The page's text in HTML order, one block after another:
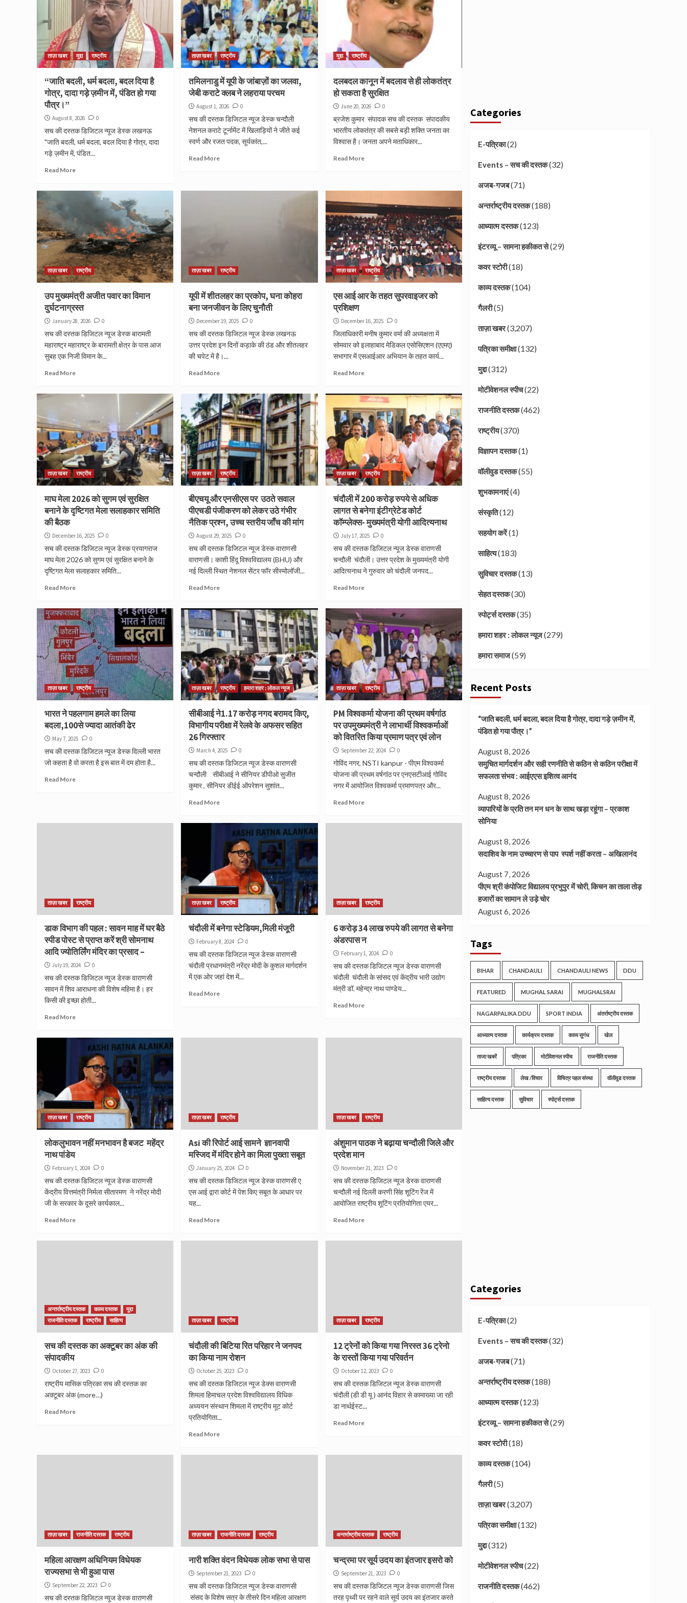
ताज़ा खबर मुद्दा राष्ट्रीय
“जाति बदली, धर्म बदला, बदल दिया है
गोत्र, दादा गड़े ज़मीन में, पंडित हो गया
पौत्र।”
August 8, 2026 0
सच की दस्तक डिजिटल न्यूज डेस्क लखनऊ
"जाति बदली, धर्म बदला, बदल दिया है गोत्र, दादा
गड़े ज़मीन में, पंडित...
Read More
ताज़ा खबर राष्ट्रीय
तमिलनाडु में यूपी के जांबाज़ों का जलवा,
जेबी कराटे क्लब ने लहराया परचम
August 1, 2026 0
सच की दस्तक डिजिटल न्यूज डेस्क चन्दौली
नेशनल कराटे टूर्नामेंट में खिलाड़ियों ने जीते कई
स्वर्ण और रजत पदक, सूर्यकांत,...
Read More
मुद्दा राष्ट्रीय
दलबदल कानून में बदलाव से ही लोकतंत्र
हो सकता है सुरक्षित
June 20, 2026 0
ब्रजेश कुमार संपादक सच की दस्तक संपादकीय
भारतीय लोकतंत्र की सबसे बड़ी शक्ति जनता का
विश्वास है। जनता अपने मताधिकार...
Read More
ताज़ा खबर राष्ट्रीय
उप मुख्यमंत्री अजीत पवार का विमान
दुर्घटनाग्रस्त
January 28, 2026 0
सच की दस्तक डिजिटल न्यूज डेस्क बारामती
महाराष्ट्र महाराष्ट्र के बारामती क्षेत्र के पास आज
सुबह एक निजी विमान के...
Read More
ताज़ा खबर राष्ट्रीय
यूपी में शीतलहर का प्रकोप, घना कोहरा
बना जनजीवन के लिए चुनौती
December 19, 2025 0
सच की दस्तक डिजिटल न्यूज डेस्क लखनऊ
उत्तर प्रदेश इन दिनों कड़ाके की ठंड और शीतलहर
की चपेट में है।...
Read More
ताज़ा खबर राष्ट्रीय
एस आई आर के तहत सुपरवाइजर को
प्रशिक्षण
December 16, 2025 0
जिलाधिकारी मनीष कुमार वर्मा की अध्यक्षता में
सोमवार को इलाहाबाद मेडिकल एसोसिएशन (एएमए)
सभागार में एसआईआर अभियान के तहत कार्य...
Read More
ताज़ा खबर राष्ट्रीय
माघ मेला 2026 को सुगम एवं सुरक्षित
बनाने के दृष्टिगत मेला सलाहकार समिति
की बैठक
December 16, 2025 0
सच की दस्तक डिजिटल न्यूज डेस्क प्रयागराज
माघ मेला 2026 को सुगम एवं सुरक्षित बनाने के
दृष्टिगत मेला सलाहकार समिति...
Read More
ताज़ा खबर राष्ट्रीय
बीएचयू और एनसीएस पर उठते सवाल
पीएचडी पंजीकरण को लेकर उठे गंभीर
नैतिक प्रश्न, उच्च स्तरीय जाँच की मांग
August 29, 2025 0
सच की दस्तक डिजिटल न्यूज डेस्क वाराणसी
वाराणसी। काशी हिंदू विश्वविद्यालय (BHU) और
नई दिल्ली स्थित नेशनल सेंटर फॉर सीस्मोलॉजी...
Read More
ताज़ा खबर राष्ट्रीय
चंदौली में 200 करोड़ रुपये से अधिक
लागत से बनेगा इंटीग्रेटेड कोर्ट
कॉम्प्लेक्स- मुख्यमंत्री योगी आदित्यनाथ
July 17, 2025 0
सच की दस्तक डिजिटल न्यूज डेस्क वाराणसी
चन्दौली चंदौली। उत्तर प्रदेश के मुख्यमंत्री योगी
आदित्यनाथ ने गुरुवार को चंदौली जनपद...
Read More
ताज़ा खबर राष्ट्रीय
भारत ने पहलगाम हमले का लिया
बदला,100से ज्यादा आतंकी ढेर
May 7, 2025 0
सच की दस्तक डिजिटल न्यूज डेस्क दिल्ली भारत
जो कहता है वो करता है इस बात में दम होता है...
Read More
ताज़ा खबर राष्ट्रीय हमारा शहर : लोकल न्यूज
सीबीआई ने1.17 करोड़ नगद बरामद किए,
विभागीय परीक्षा में रेलवे के अफसर सहित
26 गिरफ्तार
March 4, 2025 0
सच की दस्तक डिजिटल न्यूज डेस्क वाराणसी
चन्दौली सीबीआई ने सीनियर डीपीओ सुजीत
कुमार , सीनियर डीईई ऑपरेशन सुशांत...
Read More
ताज़ा खबर राष्ट्रीय
PM विश्वकर्मा योजना की प्रथम वर्षगांठ
पर उपमुख्यमंत्री ने लाभार्थी विश्वकर्माओं
को वितरित किया प्रमाण पत्र एवं लोन
September 22, 2024 0
गोविंद नगर, NSTI kanpur - पीएम विश्वकर्मा
योजना की प्रथम वर्षगांठ पर एनएसटीआई गोविंद
नगर में आयोजित विश्वकर्मा प्रमाणपत्र और...
Read More
ताज़ा खबर राष्ट्रीय
डाक विभाग की पहल : सावन माह में घर बैठे
स्पीड पोस्ट से प्राप्त करें श्री सोमनाथ
आदि ज्योतिर्लिंग मंदिर का प्रसाद –
July 19, 2024 0
सच की दस्तक डिजिटल न्यूज डेस्क वाराणसी
सावन में शिव आराधना की विशेष महिमा है। हर
किसी की इच्छा होती...
Read More
ताज़ा खबर राष्ट्रीय
चंदौली में बनेगा स्टेडियम,मिली मंजूरी
February 8, 2024 0
सच की दस्तक डिजिटल न्यूज डेस्क वाराणसी
चंदौली प्रधानमंत्री नरेंद्र मोदी के कुशल मार्गदर्शन
में एक ओर जहां देश में...
Read More
ताज़ा खबर राष्ट्रीय
6 करोड़ 34 लाख रुपये की लागत से बनेगा
अंडरपास न
February 1, 2024 0
सच की दस्तक डिजिटल न्यूज डेस्क वाराणसी
चंदौली चंदौली के सांसद एवं केंद्रीय भारी उद्योग
मंत्री डॉ. महेन्द्र नाथ पाण्डेय...
Read More
ताज़ा खबर राष्ट्रीय
लोकलुभावन नहीं मनभावन है बजट महेंद्र
नाथ पांडेय
February 1, 2024 0
सच की दस्तक डिजिटल न्यूज डेस्क वाराणसी
केंद्रीय वित्तमंत्री निर्मला सीतारमण ने नरेंद्र मोदी
जी के सरकार के दूसरे कार्यकाल...
Read More
ताज़ा खबर राष्ट्रीय
Asi की रिपोर्ट आई सामने ज्ञानवापी
मस्जिद में मंदिर होने का मिला पुख्ता सबूत
January 25, 2024 0
सच की दस्तक डिजिटल न्यूज डेस्क वाराणसी ए
एस आई द्वारा कोर्ट में पेश किए सबूत के आधार पर
यह...
Read More
ताज़ा खबर राष्ट्रीय
अंशुमान पाठक ने बढ़ाया चन्दौली जिले और
प्रदेश मान
November 21, 2023 0
सच की दस्तक डिजिटल न्यूज डेस्क वाराणसी
चन्दौली नई दिल्ली करणी सिंह शूटिंग रेंज में
आयोजित राष्ट्रीय शूटिंग प्रतियोगिता एयर...
Read More
अन्तर्राष्ट्रीय दस्तक काव्य दस्तक
मुद्दा
राजनीति दस्तक
राष्ट्रीय साहित्य
सच की दस्तक का अक्टूबर का अंक की
संपादकीय
October 27, 2023 0
राष्ट्रीय मासिक पत्रिका सच की दस्तक का
अक्टूबर अंक (more…)
Read More
ताज़ा खबर राष्ट्रीय
चंदौली की बिटिया रित परिहार ने जनपद
का किया नाम रोशन
October 25, 2023 0
सच की दस्तक डिजिटल न्यूज डेक्स वाराणसी
शिमला हिमाचल प्रदेश विश्वविद्यालय विधिक
अध्ययन संस्थान शिमला में राष्ट्रीय मूट कोर्ट
प्रतियोगिता...
Read More
ताज़ा खबर राष्ट्रीय
12 ट्रेनों को किया गया निरस्त 36 ट्रेनो
के रास्तों किया गया परिवर्तन
October 12, 2023 0
सच की दस्तक डिजिटल न्यूज डेस्क वाराणसी
चंदौली (डी डी यू ) आनंद विहार से कामाख्या जा रही
डा नार्थईस्ट...
Read More
ताज़ा खबर राजनीति दस्तक राष्ट्रीय
महिला आरक्षण अधिनियम विधेयक
राज्यसभा से भी हुआ पास
September 22, 2023 0
सच की दस्तक डिजिटल न्यूज डेस्क वाराणसी
ताज़ा खबर राजनीति दस्तक राष्ट्रीय
नारी शक्ति वंदन विधेयक लोक सभा से पास
September 21, 2023 0
सच की दस्तक डिजिटल न्यूज डेस्क वाराणसी
संसद के विशेष सत्र के तीसरे दिन महिला आरक्षण
अन्तर्राष्ट्रीय दस्तक राष्ट्रीय
चन्द्रमा पर सूर्य उदय का इंतजार इसरो को
September 21, 2023 0
सच की दस्तक डिजिटल न्यूज डेस्क वाराणसी जिस
तरह पृथ्वी पर रहने वाले सूर्य उदय का इंतजार करते
Categories
E-पत्रिका(2)
Events – सच की दस्तक(32)
अजब-गजब(71)
अन्तर्राष्ट्रीय दस्तक(188)
आध्यात्म दस्तक(123)
इंटरव्यू – सामना हकीकत से(29)
कवर स्टोरी(18)
काव्य दस्तक(104)
गैलरी(5)
ताज़ा खबर(3,207)
पत्रिका समीक्षा(132)
मुद्दा(312)
मोटीवेशनल स्पीच(22)
राजनीति दस्तक(462)
राष्ट्रीय(370)
विज्ञापन दस्तक(1)
वॉलीवुड दस्तक(55)
शुभकामनाएं(4)
संस्कृति(12)
सहयोग करें(1)
साहित्य(183)
सुविचार दस्तक(13)
सेहत दस्तक(30)
स्पोर्ट्स दस्तक(35)
हमारा शहर : लोकल न्यूज(279)
हमारा समाज(59)
Recent Posts
“जाति बदली, धर्म बदला, बदल दिया है गोत्र, दादा गड़े ज़मीन में,
पंडित हो गया पौत्र।”
August 8, 2026
समुचित मार्गदर्शन और सही रणनीति से कठिन से कठिन परीक्षा में
सफलता संभव : आईएएस इशित्व आनंद
August 8, 2026
व्यापारियों के प्रति तन मन धन के साथ खड़ा रहूंगा – प्रकाश
सोनिया
August 8, 2026
सदाशिव के नाम उच्चारण से पाप स्पर्श नहीं करता – अखिलानंद
August 7, 2026
पीएम श्री कंपोजिट विद्यालय प्रभुपुर में चोरी, किचन का ताला तोड़
हजारों का सामान ले उड़े चोर
August 6, 2026
Tags
BIHAR CHANDAULI CHANDAULI NEWS DDU
FEATURED MUGHAL SARAI MUGHALSRAI
NAGARPALIKA DDU SPORT INDIA अंतर्राष्ट्रीय दस्तक
आध्यात्म दस्तक कार्यक्रम दस्तक काव्य सुगंध खेल
ताजा खबरें पत्रिका मोटीवेशनल स्पीच राजनीति दस्तक
राष्ट्रीय दस्तक लेख /विचार विचित्र पहल संस्था वॉलीवुड दस्तक
साहित्य दस्तक सुविचार स्पोर्ट्स दस्तक
Categories
E-पत्रिका(2)
Events – सच की दस्तक(32)
अजब-गजब(71)
अन्तर्राष्ट्रीय दस्तक(188)
आध्यात्म दस्तक(123)
इंटरव्यू – सामना हकीकत से(29)
कवर स्टोरी(18)
काव्य दस्तक(104)
गैलरी(5)
ताज़ा खबर(3,207)
पत्रिका समीक्षा(132)
मुद्दा(312)
मोटीवेशनल स्पीच(22)
राजनीति दस्तक(462)